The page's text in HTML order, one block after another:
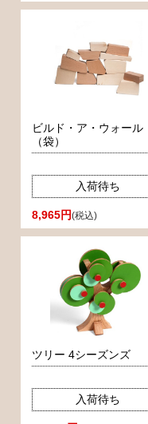
ビルド・ア・ウォール
（袋）
入荷待ち
8,965円(税込)
ツリー 4シーズンズ
入荷待ち